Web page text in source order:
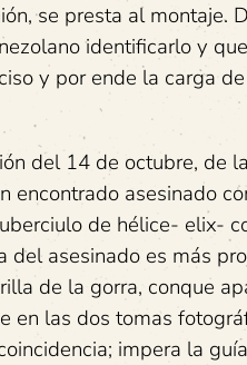
se presta al montaje.
identificarlo y
y por ende la carga
del 14 de octubre, de
encontrado asesinado
de hélice- elix-
asesinado es más
de la gorra, conque
en las dos tomas
impera la